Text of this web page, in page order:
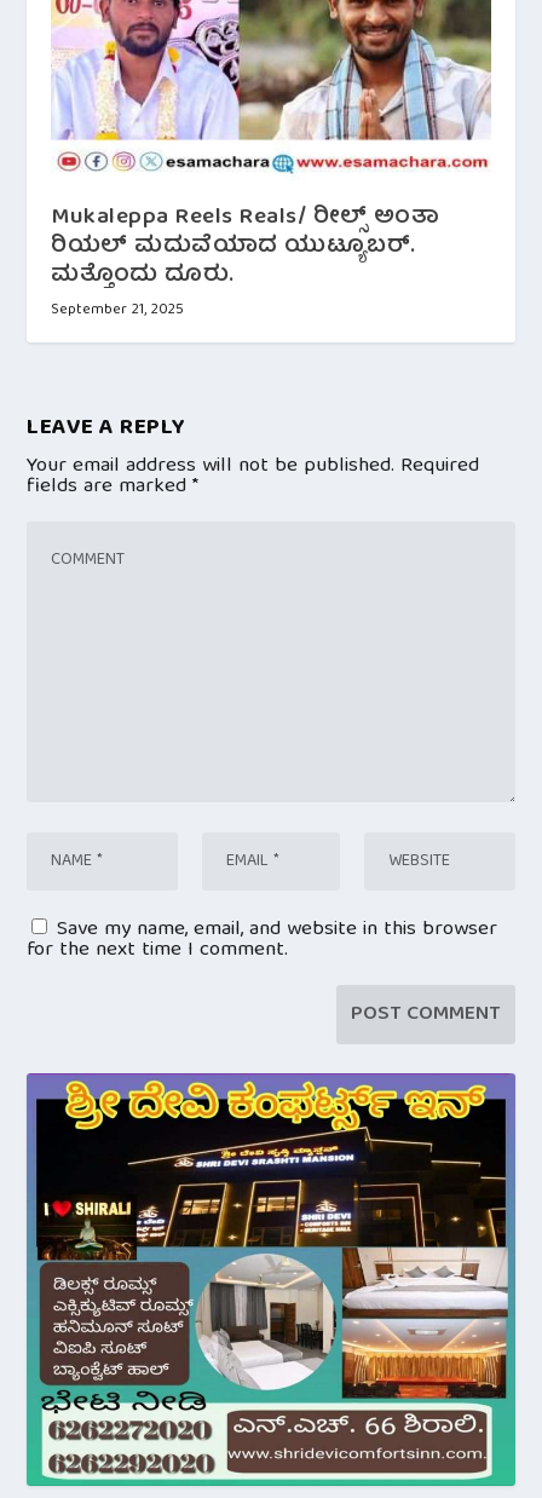
Mukaleppa Reels Reals/ ರೀಲ್ಸ್ ಅಂತಾ
ರಿಯಲ್‌ ಮದುವೆಯಾದ ಯುಟ್ಯೂಬರ್.
ಮತ್ತೊಂದು ದೂರು.
September 21, 2025
LEAVE A REPLY
Your email address will not be published. Required
fields are marked*
Save my name, email, and website in this browser
for the next time I comment.